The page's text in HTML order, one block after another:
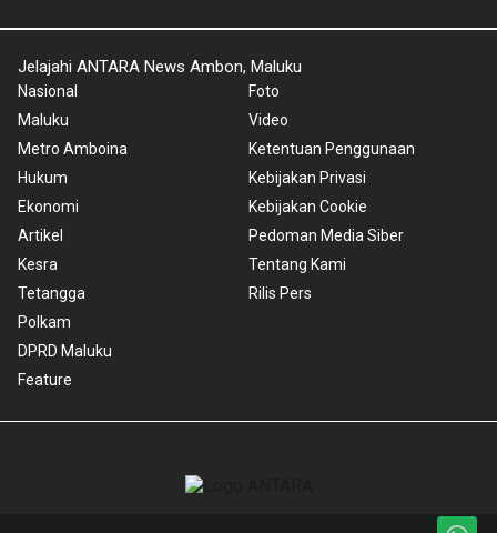
Jelajahi ANTARA News Ambon, Maluku
Nasional
Maluku
Metro Amboina
Hukum
Ekonomi
Artikel
Kesra
Tetangga
Polkam
DPRD Maluku
Feature
Foto
Video
Ketentuan Penggunaan
Kebijakan Privasi
Kebijakan Cookie
Pedoman Media Siber
Tentang Kami
Rilis Pers